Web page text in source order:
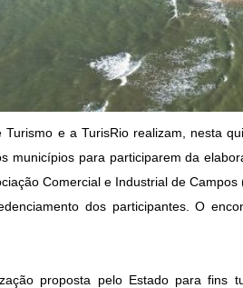
Turismo e a TurisRio realizam, nesta
municípios para participarem da
Comercial e Industrial de
dos participantes. O
proposta pelo Estado para fins